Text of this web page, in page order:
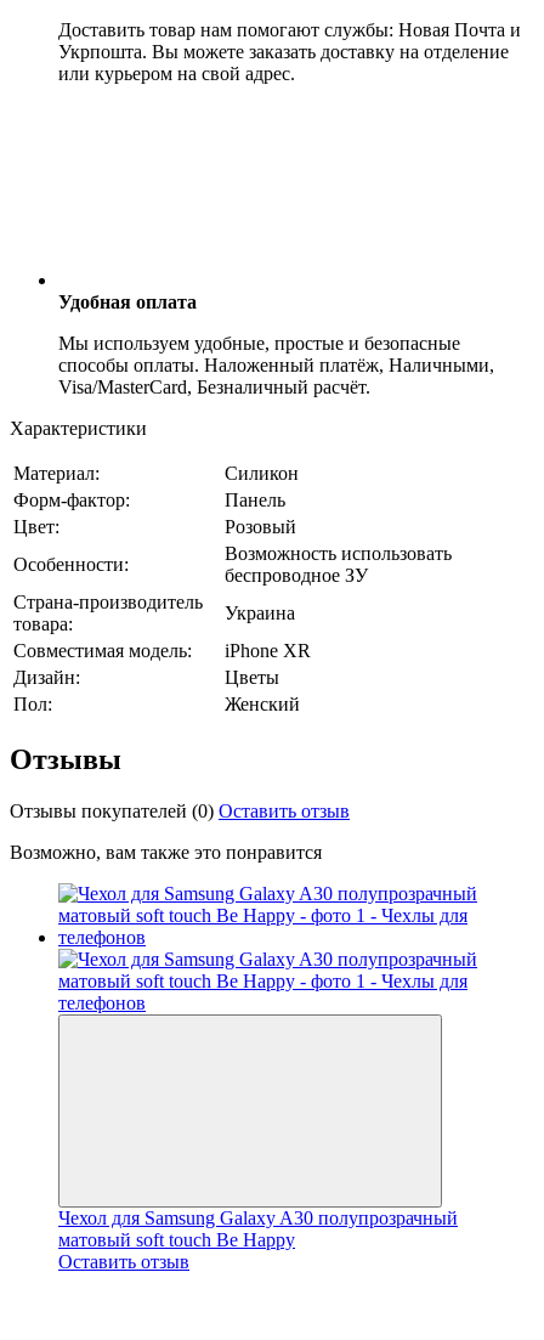
Доставить товар нам помогают службы: Новая Почта и
Укрпошта. Вы можете заказать доставку на отделение
или курьером на свой адрес.
Удобная оплата
Мы используем удобные, простые и безопасные
способы оплаты. Наложенный платёж, Наличными,
Visa/MasterCard, Безналичный расчёт.
Характеристики
Материал:
Силикон
Форм-фактор:
Панель
Цвет:
Розовый
Особенности:
Возможность использовать
беспроводное ЗУ
Страна-производитель
товара:
Украина
Совместимая модель:
iPhone XR
Дизайн:
Цветы
Пол:
Женский
Отзывы
Отзывы покупателей (0) Оставить отзыв
Возможно, вам также это понравится
Чехол для Samsung Galaxy A30 полупрозрачный
матовый soft touch Be Happy
Оставить отзыв